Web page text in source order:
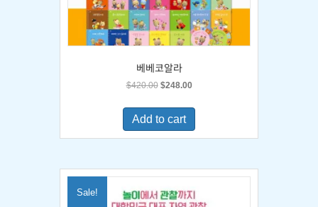
베베코알라
$420.00 Original
was:
$420.00.
$248.00Current
is:
Add to cart
Sale!